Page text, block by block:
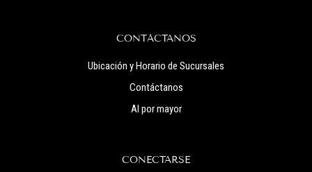
CONTÁCTANOS
Ubicación y Horario de Sucursales
Contáctanos
Al por mayor
CONECTARSE